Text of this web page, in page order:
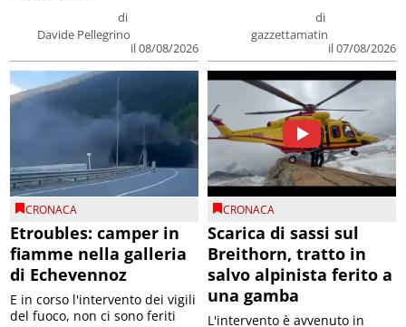
di
Davide Pellegrino
il 08/08/2026
di
gazzettamatin
il 07/08/2026
CRONACA
Etroubles: camper in
fiamme nella galleria
di Echevennoz
E in corso l'intervento dei vigili
del fuoco, non ci sono feriti
CRONACA
Scarica di sassi sul
Breithorn, tratto in
salvo alpinista ferito a
una gamba
L'intervento è avvenuto in